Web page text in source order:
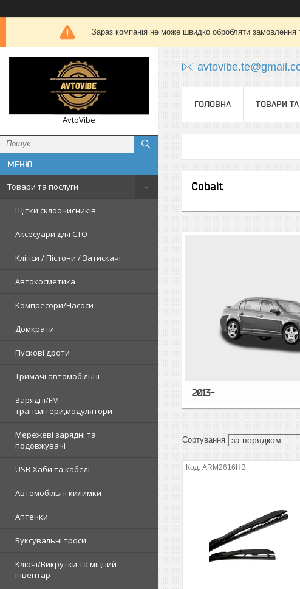
Зараз компанія не може швидко обробляти замовлення
AvtoVibe
Товари та послуги
Щітки склоочисників
Аксесуари для СТО
Кліпси / Пістони / Затискачі
Автокосметика
Компресори/Насоси
Домкрати
Пускові дроти
Тримачі автомобільні
Зарядні/FM-
трансмітери,модулятори
Мережеві зарядні та
подовжувачі
USB-Хаби та кабелі
Автомобільні килимки
Аптечки
Буксувальні троси
Ключі/Викрутки та міцний
інвентар
ГОЛОВНА ТОВАРИ
Cobalt
2013-
ARM2616HB